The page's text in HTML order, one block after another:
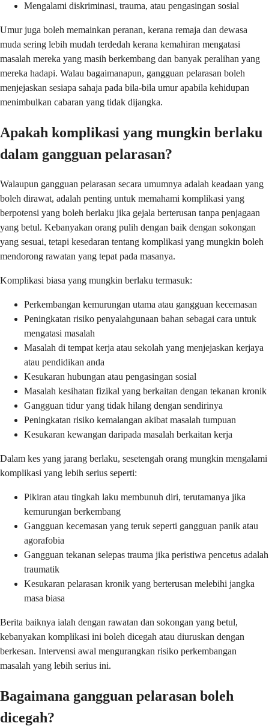
Mengalami diskriminasi, trauma, atau pengasingan sosial
Umur juga boleh memainkan peranan, kerana remaja dan dewasa
muda sering lebih mudah terdedah kerana kemahiran mengatasi
masalah mereka yang masih berkembang dan banyak peralihan yang
mereka hadapi. Walau bagaimanapun, gangguan pelarasan boleh
menjejaskan sesiapa sahaja pada bila-bila umur apabila kehidupan
menimbulkan cabaran yang tidak dijangka.
Apakah komplikasi yang mungkin berlaku
dalam gangguan pelarasan?
Walaupun gangguan pelarasan secara umumnya adalah keadaan yang
boleh dirawat, adalah penting untuk memahami komplikasi yang
berpotensi yang boleh berlaku jika gejala berterusan tanpa penjagaan
yang betul. Kebanyakan orang pulih dengan baik dengan sokongan
yang sesuai, tetapi kesedaran tentang komplikasi yang mungkin boleh
mendorong rawatan yang tepat pada masanya.
Komplikasi biasa yang mungkin berlaku termasuk:
Perkembangan kemurungan utama atau gangguan kecemasan
Peningkatan risiko penyalahgunaan bahan sebagai cara untuk
mengatasi masalah
Masalah di tempat kerja atau sekolah yang menjejaskan kerjaya
atau pendidikan anda
Kesukaran hubungan atau pengasingan sosial
Masalah kesihatan fizikal yang berkaitan dengan tekanan kronik
Gangguan tidur yang tidak hilang dengan sendirinya
Peningkatan risiko kemalangan akibat masalah tumpuan
Kesukaran kewangan daripada masalah berkaitan kerja
Dalam kes yang jarang berlaku, sesetengah orang mungkin mengalami
komplikasi yang lebih serius seperti:
Pikiran atau tingkah laku membunuh diri, terutamanya jika
kemurungan berkembang
Gangguan kecemasan yang teruk seperti gangguan panik atau
agorafobia
Gangguan tekanan selepas trauma jika peristiwa pencetus adalah
traumatik
Kesukaran pelarasan kronik yang berterusan melebihi jangka
masa biasa
Berita baiknya ialah dengan rawatan dan sokongan yang betul,
kebanyakan komplikasi ini boleh dicegah atau diuruskan dengan
berkesan. Intervensi awal mengurangkan risiko perkembangan
masalah yang lebih serius ini.
Bagaimana gangguan pelarasan boleh
dicegah?